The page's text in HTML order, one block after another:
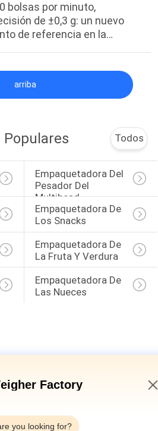
bolsas por minuto,
de ±0,3 g: un nuevo
de referencia en la
arriba
Populares Todos
Empaquetadora Del
Pesador Del
Multihead
Empaquetadora De
Los Snacks
Empaquetadora De
La Fruta Y Verdura
Empaquetadora De
Las Nueces
Factory
you looking for?